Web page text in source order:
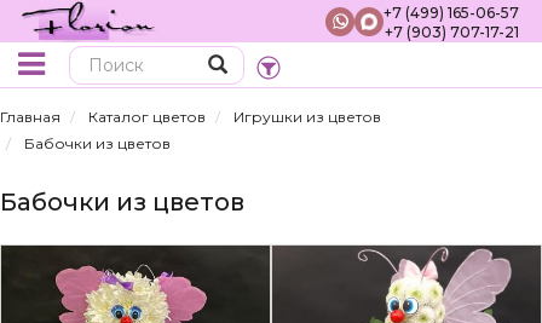
+7 (499) 165-06-57
+7 (903) 707-17-21
Главная Каталог цветов
Игрушки из цветов
Бабочки из цветов
Бабочки из цветов